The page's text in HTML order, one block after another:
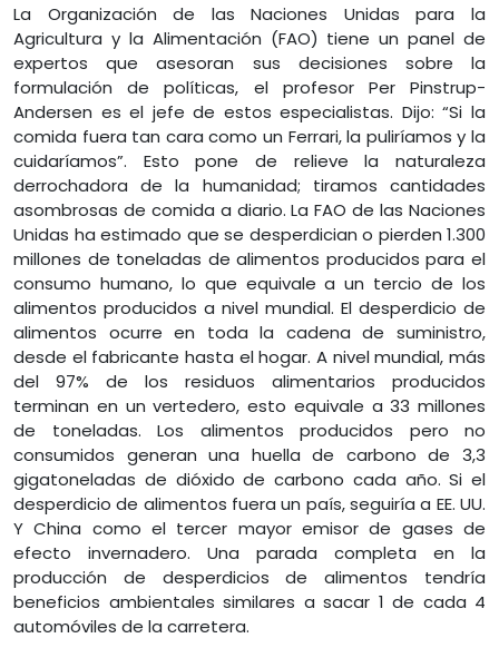
La Organización de las Naciones Unidas para la
Agricultura y la Alimentación (FAO) tiene un panel de
expertos que asesoran sus decisiones sobre la
formulación de políticas, el profesor Per Pinstrup-
Andersen es el jefe de estos especialistas. Dijo: “Si la
comida fuera tan cara como un Ferrari, la puliríamos y la
cuidaríamos”. Esto pone de relieve la naturaleza
derrochadora de la humanidad; tiramos cantidades
asombrosas de comida a diario. La FAO de las Naciones
Unidas ha estimado que se desperdician o pierden 1.300
millones de toneladas de alimentos producidos para el
consumo humano, lo que equivale a un tercio de los
alimentos producidos a nivel mundial. El desperdicio de
alimentos ocurre en toda la cadena de suministro,
desde el fabricante hasta el hogar. A nivel mundial, más
del 97% de los residuos alimentarios producidos
terminan en un vertedero, esto equivale a 33 millones
de toneladas. Los alimentos producidos pero no
consumidos generan una huella de carbono de 3,3
gigatoneladas de dióxido de carbono cada año. Si el
desperdicio de alimentos fuera un país, seguiría a EE. UU.
Y China como el tercer mayor emisor de gases de
efecto invernadero. Una parada completa en la
producción de desperdicios de alimentos tendría
beneficios ambientales similares a sacar 1 de cada 4
automóviles de la carretera.